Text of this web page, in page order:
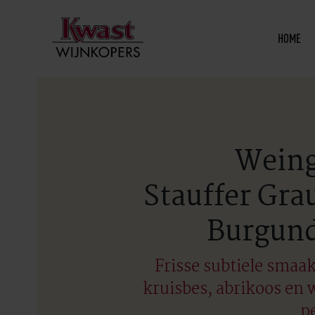
HOME
Stauffer
Frisse subtiele
kruisbes, abrikoos en